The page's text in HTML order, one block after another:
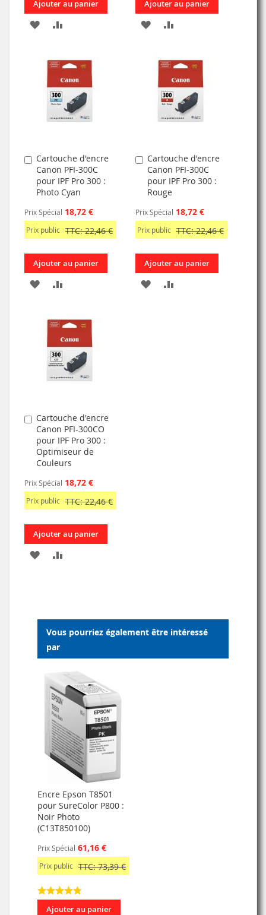
Ajouter au panier
AJOUTER
MA
LISTE
D’ENVIE
COMPARATEUR
Ajouter au panier
AJOUTER
MA
LISTE
D’ENVIE
COMPARATEUR
Cartouche d'encre
Canon PFI-300C
pour IPF Pro 300 :
Photo Cyan
Prix Spécial 18,72 €
Prix public TTC: 22,46 €
Ajouter
au
panier
Ajouter au panier
AJOUTER
MA
LISTE
D’ENVIE
COMPARATEUR
Cartouche d'encre
Canon PFI-300C
pour IPF Pro 300 :
Rouge
Prix Spécial 18,72 €
Prix public TTC: 22,46 €
Ajouter
au
panier
Ajouter au panier
AJOUTER
Cartouche d'encre
Canon PFI-300CO
pour IPF Pro 300 :
Optimiseur de
Couleurs
Prix Spécial 18,72 €
Prix public TTC: 22,46 €
Ajouter
au
panier
Ajouter au panier
AJOUTER
D’ENVIE
Vous pourriez également être intéressé
par
Encre Epson T8501
pour SureColor P800 :
Noir Photo
(C13T850100)
Prix Spécial 61,16 €
Prix public TTC: 73,39 €
Ajouter au panier